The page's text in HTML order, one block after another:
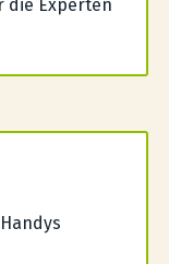
die Experten